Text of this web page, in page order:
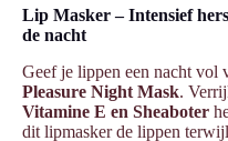
Lip Masker – Intensief
de nacht
Geef je lippen een nacht vol
Pleasure Night Mask.
Vitamine E en Sheaboter
dit lipmasker de lippen